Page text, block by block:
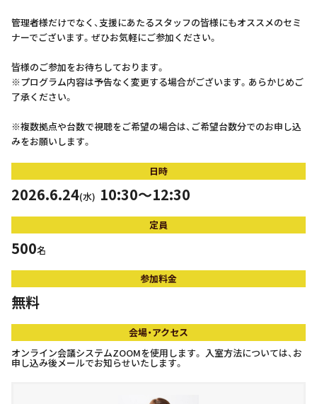
管理者様だけでなく、支援にあたるスタッフの皆様にもオススメのセミ
ナーでございます。ぜひお気軽にご参加ください。
皆様のご参加をお待ちしております。
※プログラム内容は予告なく変更する場合がございます。あらかじめご
了承ください。
※複数拠点や台数で視聴をご希望の場合は、ご希望台数分でのお申し込
みをお願いします。
日時
2026.6.24(水) 10:30～12:30
定員
500名
参加料金
無料
会場・アクセス
オンライン会議システムZOOMを使用します。 入室方法については、お
申し込み後メールでお知らせいたします。